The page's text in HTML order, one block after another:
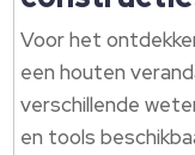
Voor het
een houten
verschillende
en tools